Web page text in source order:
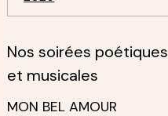
Nos soirées poétiques
et musicales
MON BEL AMOUR